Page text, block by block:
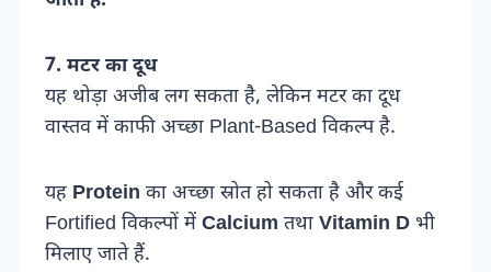
7. मटर का दूध
यह थोड़ा अजीब लग सकता है, लेकिन मटर का दूध
वास्तव में काफी अच्छा Plant-Based विकल्प है.
यह Protein का अच्छा स्रोत हो सकता है और कई
Fortified विकल्पों में Calcium तथा Vitamin Dभी
मिलाए जाते हैं.